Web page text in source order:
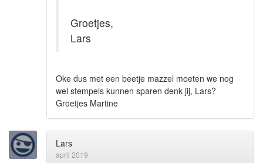
Groetjes,
Lars
Oke dus met een beetje mazzel moeten we nog
wel stempels kunnen sparen denk jij, Lars?
Groetjes Martine
Lars
april 2019